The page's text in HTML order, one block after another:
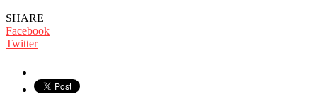
SHARE
Facebook
Twitter